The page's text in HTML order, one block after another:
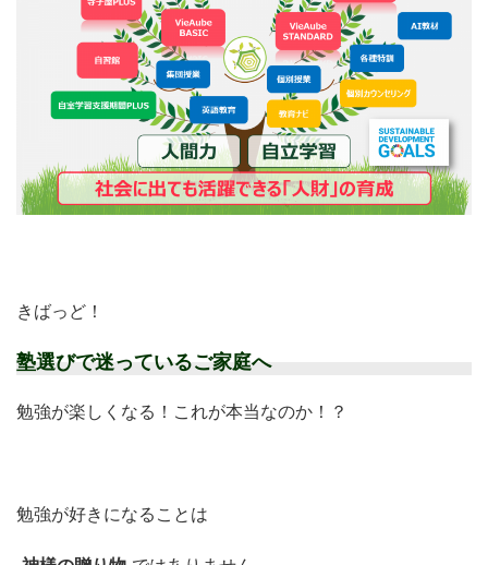
きばっど！
塾選びで迷っているご家庭へ
勉強が楽しくなる！これが本当なのか！？
勉強が好きになることは